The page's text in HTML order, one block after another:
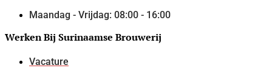
Maandag - Vrijdag: 08:00 - 16:00
Werken Bij Surinaamse Brouwerij
Vacature